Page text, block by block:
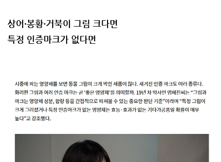
상어·봉황·거북이 그림 크다면
특정 인증마크가 없다면